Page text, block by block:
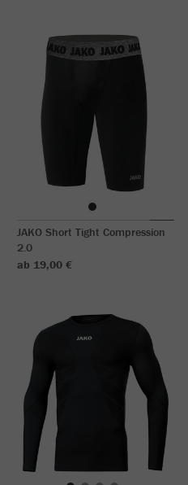
JAKO Short Tight Compression
2.0
ab 19,00 €